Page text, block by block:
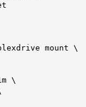
mount \
m \